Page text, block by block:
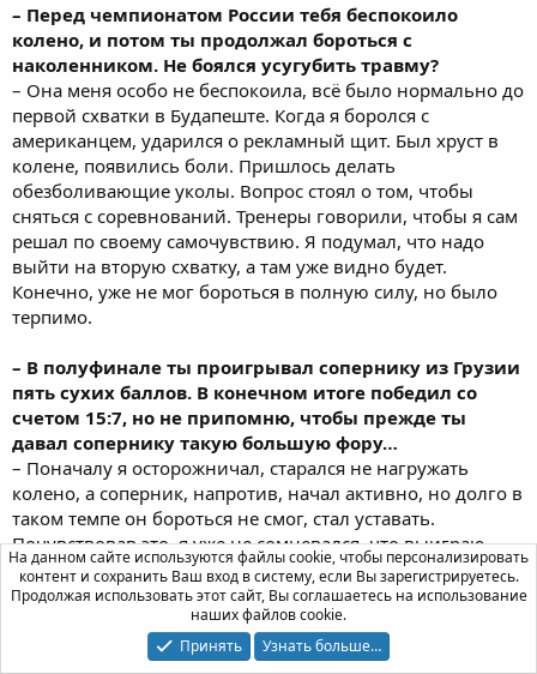
– Перед чемпионатом России тебя беспокоило
колено, и потом ты продолжал бороться с
наколенником. Не боялся усугубить травму?
– Она меня особо не беспокоила, всё было нормально до
первой схватки в Будапеште. Когда я боролся с
американцем, ударился о рекламный щит. Был хруст в
колене, появились боли. Пришлось делать
обезболивающие уколы. Вопрос стоял о том, чтобы
сняться с соревнований. Тренеры говорили, чтобы я сам
решал по своему самочувствию. Я подумал, что надо
выйти на вторую схватку, а там уже видно будет.
Конечно, уже не мог бороться в полную силу, но было
терпимо.
– В полуфинале ты проигрывал сопернику из Грузии
пять сухих баллов. В конечном итоге победил со
счетом 15:7, но не припомню, чтобы прежде ты
давал сопернику такую большую фору…
– Поначалу я осторожничал, старался не нагружать
колено, а соперник, напротив, начал активно, но долго в
таком темпе он бороться не смог, стал уставать.
Почувствовав это, я уже не сомневался, что выиграю
схватку, хотя она была для меня самой трудной на
первенстве.
– Потом был финал, в котором ты встречался с
иранцем. Как это ни странно, но этот поединок для
На данном сайте используются файлы cookie, чтобы персонализировать
контент и сохранить Ваш вход в систему, если Вы зарегистрируетесь.
Продолжая использовать этот сайт, Вы соглашаетесь на использование
наших файлов cookie.
Принять
Узнать больше…